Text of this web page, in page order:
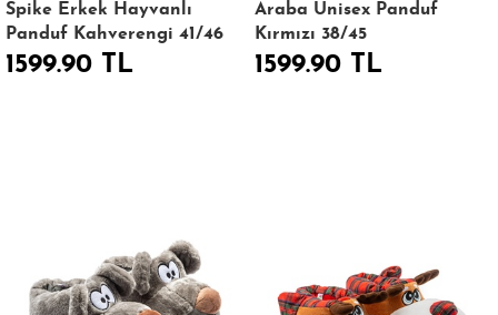
Spike Erkek Hayvanlı
Panduf Kahverengi 41/46
1599.90 TL
Araba Unisex Panduf
Kırmızı 38/45
1599.90 TL